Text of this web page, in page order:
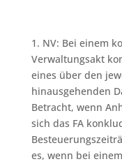
1. NV: Bei einem
Verwaltungsakt
eines über den
hinausgehenden
Betracht, wenn
sich das FA
es, wenn bei